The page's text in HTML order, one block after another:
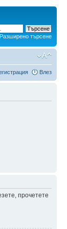
Разширено търсене
Влез
прочетете